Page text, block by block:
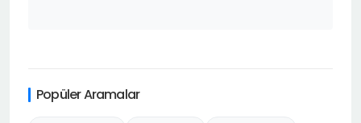
Popüler Aramalar